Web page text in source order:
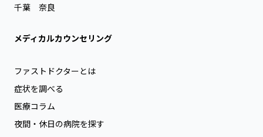
千葉
奈良
メディカルカウンセリング
ファストドクターとは
症状を調べる
医療コラム
夜間・休日の病院を探す